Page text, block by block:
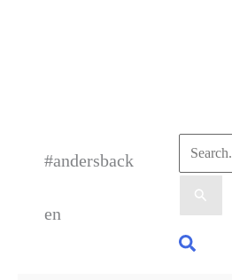
#andersback
en
Suchen
nach:
Suchen